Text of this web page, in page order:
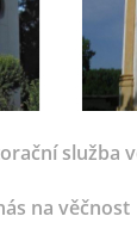
služba
na věčnost